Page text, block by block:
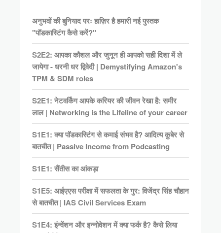
अनुभवों की बुनियाद परः हाज़िर है हमारी नई पुस्तक
"पॉडकास्टिंग कैसे करें?"
S2E2: आपका कौशल और जुनून ही आपको सही दिशा में ले
जायेगा - धरनी धर द्विवेदी | Demystifying Amazon's
TPM & SDM roles
S2E1: नेटवर्किंग आपके करियर की जीवन रेखा है: समीर
लाल | Networking is the Lifeline of your career
S1E1: क्या पॉडकास्टिंग से कमाई संभव है? आदित्य कुबेर से
बातचीत | Passive Income from Podcasting
S1E1: सैंतीस का आंकड़ा
S1E5: आईएएस परीक्षा में सफलता के गुर: विजेंद्र सिंह चौहान
से बातचीत | IAS Civil Services Exam
S1E4: इंन्वेंशन और इन्नोवेशन में क्या फर्क है? कैसे लिया